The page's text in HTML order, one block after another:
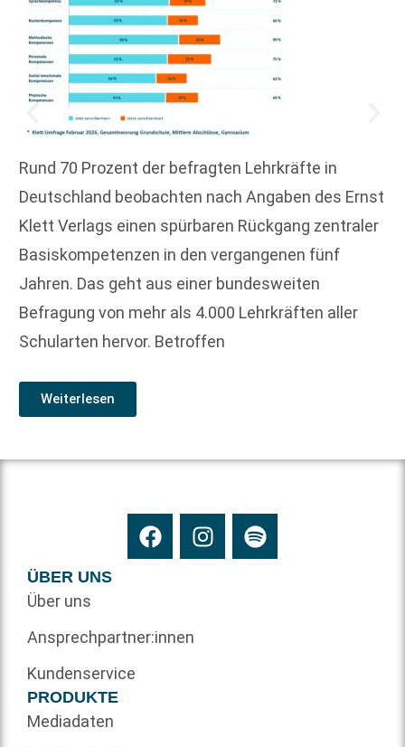
Rund 70 Prozent der befragten Lehrkräfte in
Deutschland beobachten nach Angaben des Ernst
Klett Verlags einen spürbaren Rückgang zentraler
Basiskompetenzen in den vergangenen fünf
Jahren. Das geht aus einer bundesweiten
Befragung von mehr als 4.000 Lehrkräften aller
Schularten hervor. Betroffen
Weiterlesen
ÜBER UNS
Über uns
Ansprechpartner:innen
Kundenservice
PRODUKTE
Mediadaten